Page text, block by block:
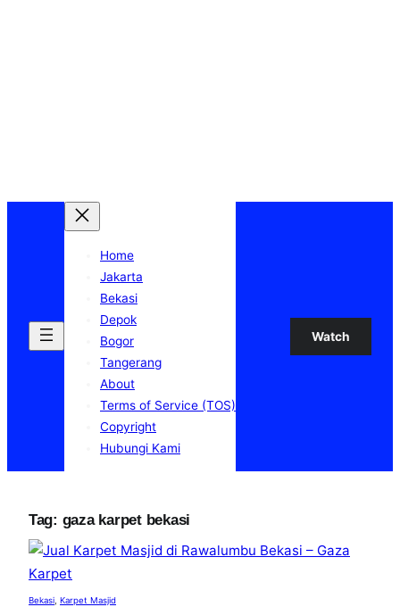
Home
Jakarta
Bekasi
Depok
Bogor
Tangerang
About
Terms of Service (TOS)
Copyright
Hubungi Kami
Watch
Tag: gaza karpet bekasi
Bekasi Karpet Masjid